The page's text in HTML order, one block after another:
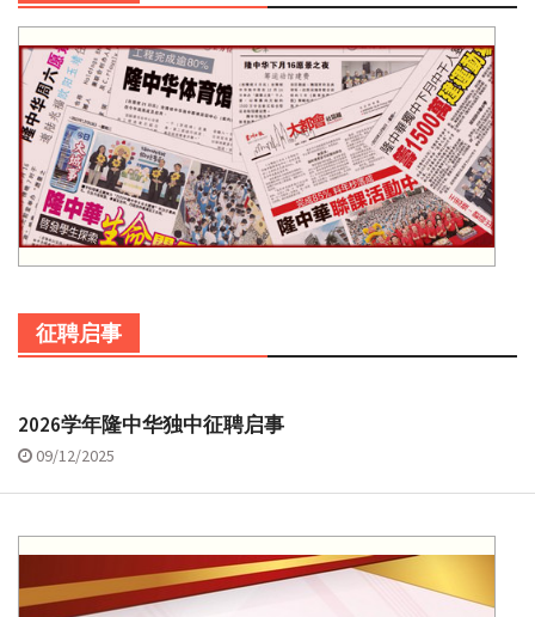
征聘启事
2026学年隆中华独中征聘启事
09/12/2025